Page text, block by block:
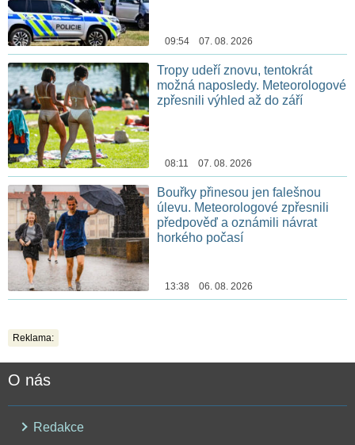
09:54 07. 08. 2026
Tropy udeří znovu, tentokrát
možná naposledy. Meteorologové
zpřesnili výhled až do září
08:11 07. 08. 2026
Bouřky přinesou jen falešnou
úlevu. Meteorologové zpřesnili
předpověď a oznámili návrat
horkého počasí
13:38 06. 08. 2026
Reklama:
O nás
Redakce